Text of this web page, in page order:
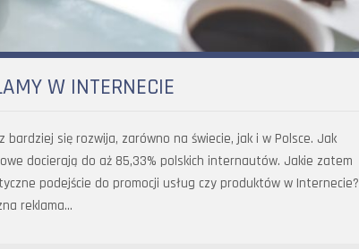
W INTERNECIE
się rozwija, zarówno na świecie, jak i w Polsce. Jak
docierają do aż 85,33% polskich internautów. Jakie zatem
podejście do promocji usług czy produktów w Internecie?
reklama…